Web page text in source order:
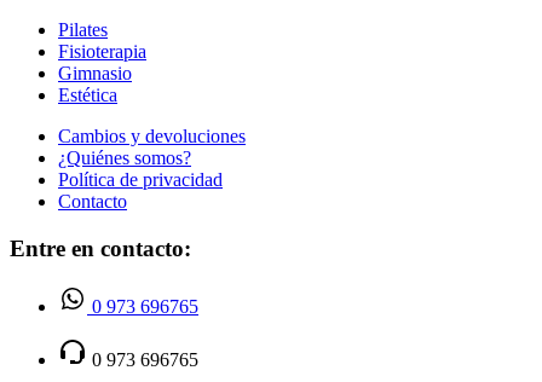
Pilates
Fisioterapia
Gimnasio
Estética
Cambios y devoluciones
¿Quiénes somos?
Política de privacidad
Contacto
Entre en contacto:
0 973 696765
0 973 696765